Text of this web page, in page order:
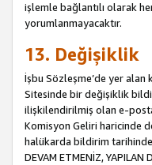
işlemle bağlantılı olarak
yorumlanmayacaktır.
13. Değişiklik
İşbu Sözleşme’de yer
Sitesinde bir değişiklik
ilişkilendirilmiş olan e-
Komisyon Geliri haricinde
halükarda bildirim tarihinden
DEVAM ETMENİZ, YAPILAN